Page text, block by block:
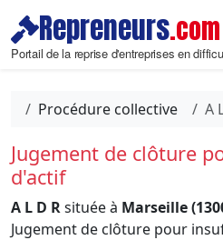
Repreneurs.com
Portail de la reprise d'entreprises en
Procédure collective A
Jugement de clôture
d'actif
A L D Rsituée à Marseille
Jugement de clôture pour